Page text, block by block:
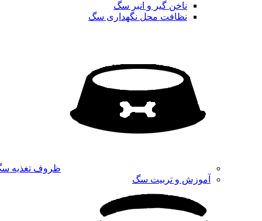
ناخن گیر و انبر سگ
نظافت محل نگهداری سگ
ظروف تغذیه
آموزش و تربیت سگ